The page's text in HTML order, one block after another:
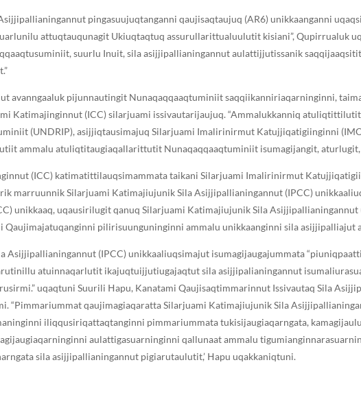
pingasuujuqtanganni qaujisaqtaujuq (AR6) unikkaanganni
attuqtauqunagit Ukiuqtaqtuq assurullarittualuulutit kisiani”, Qupirrualuk
suurlu Inuit, sila asijjipallianingannut aulattijjutissanik
avanngaaluk pijunnautingit Nunaqaqqaaqtuminiit saqqiikanniriaqarninginni,
Katimajinginnut (ICC) silarjuami issivautarijaujuq. “Ammalukkanniq
(UNDRIP), asijjiqtausimajuq Silarjuami Imalirinirmut Katujjiqatigiinginni
ammalu atuliqtitaugiaqallarittutit Nunaqaqqaaqtuminiit isumagijangit,
(ICC) katimatittilauqsimammata taikani Silarjuami Imalirinirmut
marruunnik Silarjuami Katimajiujunik Sila Asijjipallianingannut (IPCC)
unikkaaq, uqausirilugit qanuq Silarjuami Katimajiujunik Sila
Qaujimajatuqanginni pilirisuunguninginni ammalu unikkaanginni sila asijjipalliajut
Asijjipallianingannut (IPCC) unikkaaliuqsimajut isumagijaugajummata
atuinnaqarlutit ikajuqtuijjutiugajaqtut sila asijjipalianingannut
uqaqtuni Suurili ᕼapu, Kanatami Qaujisaqtimmarinnut Issivautaq Sila
“Pimmariummat qaujimagiaqaratta Silarjuami Katimajiujunik Sila
iliqqusiriqattaqtanginni pimmariummata tukisijaugiaqarngata,
aulattigasuarninginni qallunaat ammalu
sila asijjipallianingannut pigiarutaulutit,’ ᕼapu uqakkaniqtuni.